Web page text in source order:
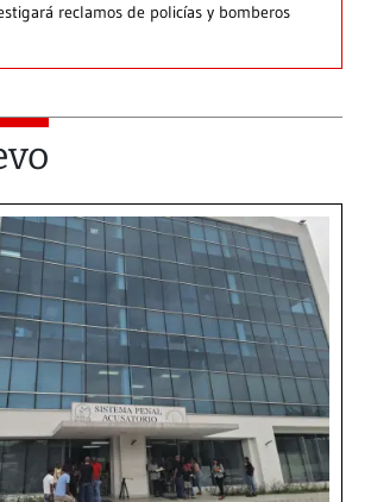
reclamos de policías y bomberos